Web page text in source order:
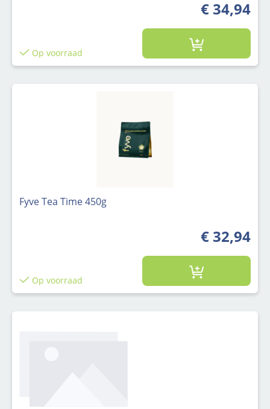
Normale
€ 34,94
Op voorraad
Fyve Tea Time 450g
Normale
€ 32,94
Op voorraad